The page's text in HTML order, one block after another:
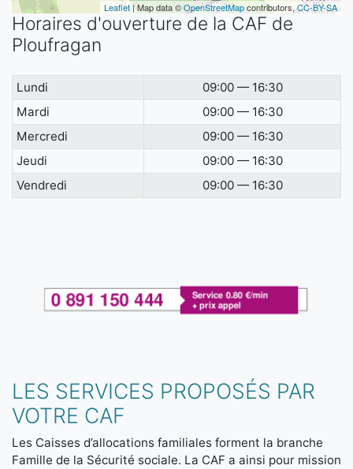
Leaflet| Map data ©OpenStreetMapcontributors,CC-BY-SA
Horaires d'ouverture de la CAF de
Ploufragan
Lundi
09:00 — 16:30
Mardi
09:00 — 16:30
Mercredi
09:00 — 16:30
Jeudi
09:00 — 16:30
Vendredi
09:00 — 16:30
LES SERVICES PROPOSÉS PAR
VOTRE CAF
Les Caisses d’allocations familiales forment la branche
Famille de la Sécurité sociale. La CAF a ainsi pour mission